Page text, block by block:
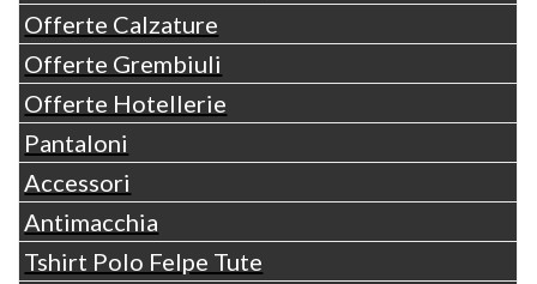
Offerte Calzature
Offerte Grembiuli
Offerte Hotellerie
Pantaloni
Accessori
Antimacchia
Tshirt Polo Felpe Tute